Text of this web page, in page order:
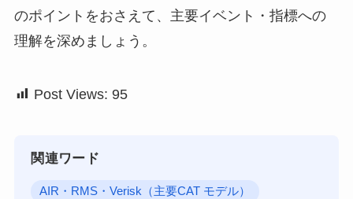
のポイントをおさえて、主要イベント・指標への
理解を深めましょう。
Post Views: 95
関連ワード
AIR・RMS・Verisk（主要CAT モデル）